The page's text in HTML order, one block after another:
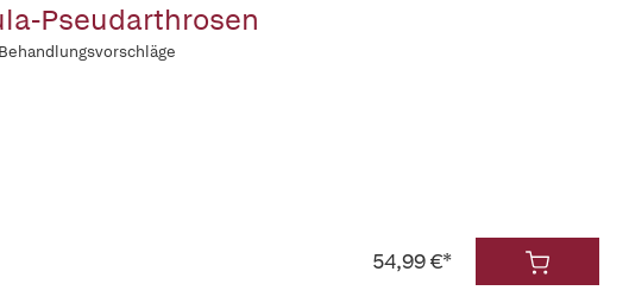
Pseudarthrosen
54,99 €*